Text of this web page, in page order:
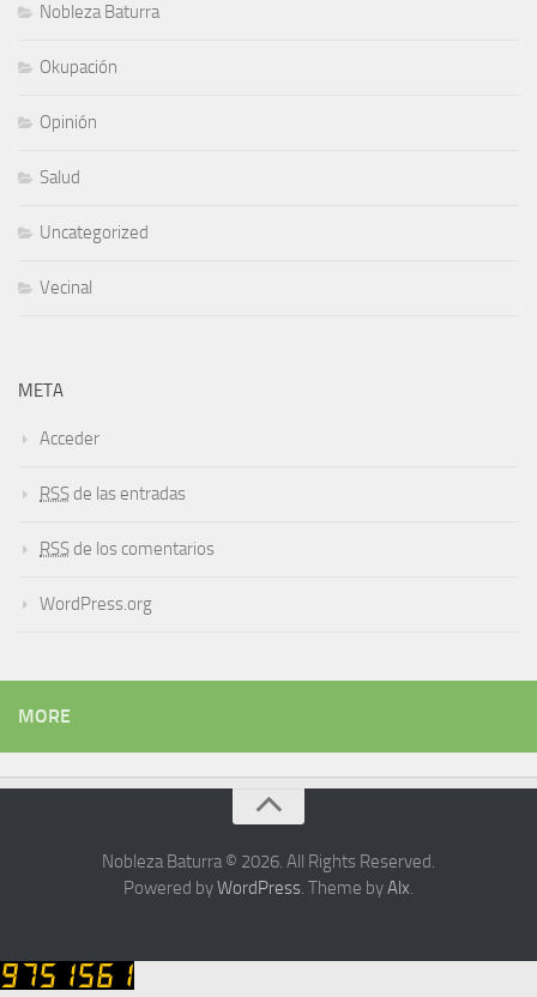
Nobleza Baturra
Okupación
Opinión
Salud
Uncategorized
Vecinal
META
Acceder
RSS de las entradas
RSS de los comentarios
WordPress.org
MORE
Nobleza Baturra © 2026. All Rights Reserved.
Powered byWordPress. Theme byAlx.